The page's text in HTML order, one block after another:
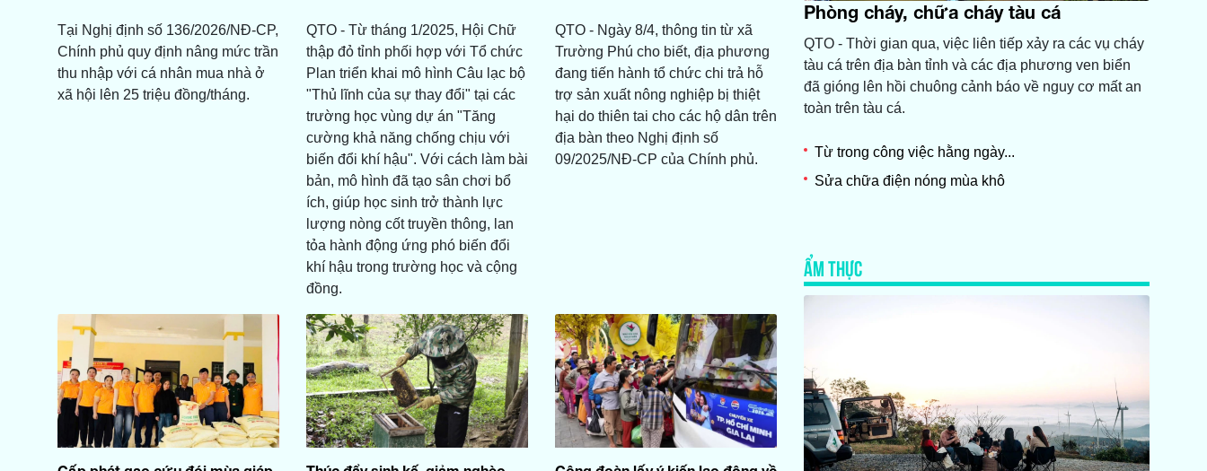
Tại Nghị định số 136/2026/NĐ-CP,
Chính phủ quy định nâng mức trần
thu nhập với cá nhân mua nhà ở
xã hội lên 25 triệu đồng/tháng.
QTO - Từ tháng 1/2025, Hội Chữ
thập đỏ tỉnh phối hợp với Tổ chức
Plan triển khai mô hình Câu lạc bộ
"Thủ lĩnh của sự thay đổi" tại các
trường học vùng dự án "Tăng
cường khả năng chống chịu với
biến đổi khí hậu". Với cách làm bài
bản, mô hình đã tạo sân chơi bổ
ích, giúp học sinh trở thành lực
lượng nòng cốt truyền thông, lan
tỏa hành động ứng phó biến đổi
khí hậu trong trường học và cộng
đồng.
QTO - Ngày 8/4, thông tin từ xã
Trường Phú cho biết, địa phương
đang tiến hành tổ chức chi trả hỗ
trợ sản xuất nông nghiệp bị thiệt
hại do thiên tai cho các hộ dân trên
địa bàn theo Nghị định số
09/2025/NĐ-CP của Chính phủ.
Phòng cháy, chữa cháy tàu cá
QTO - Thời gian qua, việc liên tiếp xảy ra các vụ cháy
tàu cá trên địa bàn tỉnh và các địa phương ven biển
đã gióng lên hồi chuông cảnh báo về nguy cơ mất an
toàn trên tàu cá.
Từ trong công việc hằng ngày...
Sửa chữa điện nóng mùa khô
ẨM THỰC